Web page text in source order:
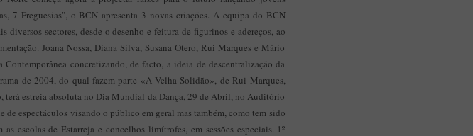
Museu Fábrica da História – Arroz
7 Freguesias", o BCN apresenta 3 novas criações. A equipa do BCN
diversos sectores, desde o desenho e feitura de figurinos e adereços, ao
Joana Nossa, Diana Silva, Susana Otero, Rui Marques e Mário
concretizando, de facto, a ideia de descentralização da
de 2004, do qual fazem parte «A Velha Solidão», de Rui Marques,
terá estreia absoluta no Dia Mundial da Dança, 29 de Abril, no Auditório
de espectáculos visando o público em geral mas também, como tem sido
de Estarreja e concelhos limítrofes, em sessões especiais. 1º